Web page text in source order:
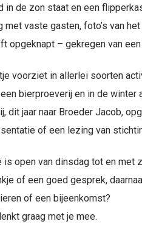
in de zon staat en een
met vaste gasten, foto’s van
opgeknapt – gekregen van
voorziet in allerlei soorten
bierproeverij en in de winter
dit jaar naar Broeder Jacob,
of een lezing van
is open van dinsdag tot en met
of een goed gesprek,
of een bijeenkomst?
graag met je mee.